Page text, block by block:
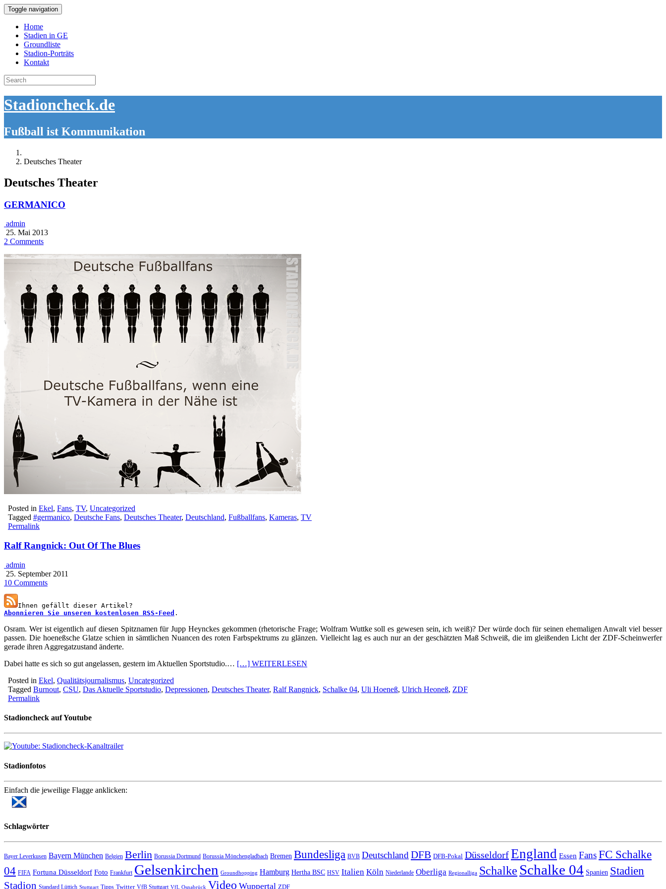
Toggle navigation
Home
Stadien in GE
Groundliste
Stadion-Porträts
Kontakt
Search
for:
Stadioncheck.de
Fußball ist Kommunikation
Deutsches Theater
Deutsches Theater
GERMANICO
admin
25. Mai 2013
2 Comments
Posted in Ekel, Fans, TV, Uncategorized
Tagged #germanico, Deutsche Fans, Deutsches Theater, Deutschland, Fußballfans, Kameras, TV
Permalink
Ralf Rangnick: Out Of The Blues
admin
25. September 2011
10 Comments
Abonnieren Sie unseren kostenlosen RSS-Feed .
Osram. Wer ist eigentlich auf diesen Spitznamen für Jupp Heynckes gekommen (rhetorische Frage; Wolfram Wuttke soll es gewesen sein, ich weiß)? Der würde doch für seinen ehemaligen Anwalt viel besser
passen. Die hoeneßsche Glatze schien in sämtlichen Nuancen des roten Farbspektrums zu glänzen. Vielleicht lag es auch nur an der geschätzten Maß Schweiß, die im gleißenden Licht der ZDF-Scheinwerfer
gerade ihren Aggregatzustand änderte.
Dabei hatte es sich so gut angelassen, gestern im Aktuellen Sportstudio.… […] WEITERLESEN
Posted in Ekel, Qualitätsjournalismus, Uncategorized
Tagged Burnout, CSU, Das Aktuelle Sportstudio, Depressionen, Deutsches Theater, Ralf Rangnick, Schalke 04, Uli Hoeneß, Ulrich Heoneß, ZDF
Permalink
Stadioncheck auf Youtube
Stadionfotos
Einfach die jeweilige Flagge anklicken:
Schlagwörter
Bayer Leverkusen Bayern München Belgien Berlin Borussia Dortmund Borussia Mönchengladbach Bremen Bundesliga BVB DeutschlandDFB DFB-Pokal DüsseldorfEngland Essen FansFC Schalke
04 FIFA Fortuna Düsseldorf Foto Frankfurt Gelsenkirchen Groundhopping Hamburg Hertha BSC HSV Italien Köln Niederlande Oberliga Regionalliga Schalke Schalke 04 Spanien Stadien
Stadion Standard Lüttich Stuttgart Tipps Twitter VfB Stuttgart VfL Osnabrück Video Wuppertal ZDF